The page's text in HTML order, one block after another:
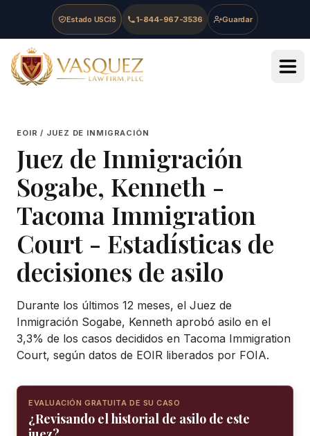
Skip to main content
Skip to navigation
Skip to footer
Estado USCIS 1-844-967-3536 Guardar
Vasquez Law Firm - Home
EOIR / JUEZ DE INMIGRACIÓN
Juez de Inmigración
Sogabe, Kenneth -
Tacoma Immigration
Court - Estadísticas de
decisiones de asilo
Durante los últimos 12 meses, el Juez de
Inmigración Sogabe, Kenneth aprobó asilo en el
3,3% de los casos decididos en Tacoma Immigration
Court, según datos de EOIR liberados por FOIA.
EVALUACIÓN GRATUITA DE SU CASO
¿Revisando el historial de asilo de este